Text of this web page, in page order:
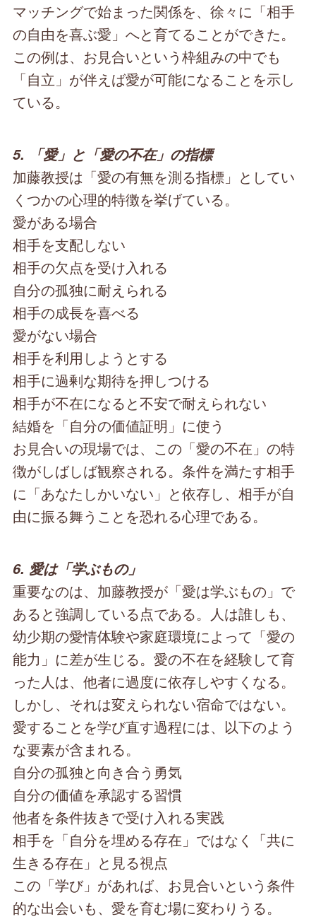
マッチングで始まった関係を、徐々に「相手
の自由を喜ぶ愛」へと育てることができた。
この例は、お見合いという枠組みの中でも
「自立」が伴えば愛が可能になることを示し
ている。
5. 「愛」と「愛の不在」の指標
加藤教授は「愛の有無を測る指標」としてい
くつかの心理的特徴を挙げている。
愛がある場合
相手を支配しない
相手の欠点を受け入れる
自分の孤独に耐えられる
相手の成長を喜べる
愛がない場合
相手を利用しようとする
相手に過剰な期待を押しつける
相手が不在になると不安で耐えられない
結婚を「自分の価値証明」に使う
お見合いの現場では、この「愛の不在」の特
徴がしばしば観察される。条件を満たす相手
に「あなたしかいない」と依存し、相手が自
由に振る舞うことを恐れる心理である。
6. 愛は「学ぶもの」
重要なのは、加藤教授が「愛は学ぶもの」で
あると強調している点である。人は誰しも、
幼少期の愛情体験や家庭環境によって「愛の
能力」に差が生じる。愛の不在を経験して育
った人は、他者に過度に依存しやすくなる。
しかし、それは変えられない宿命ではない。
愛することを学び直す過程には、以下のよう
な要素が含まれる。
自分の孤独と向き合う勇気
自分の価値を承認する習慣
他者を条件抜きで受け入れる実践
相手を「自分を埋める存在」ではなく「共に
生きる存在」と見る視点
この「学び」があれば、お見合いという条件
的な出会いも、愛を育む場に変わりうる。